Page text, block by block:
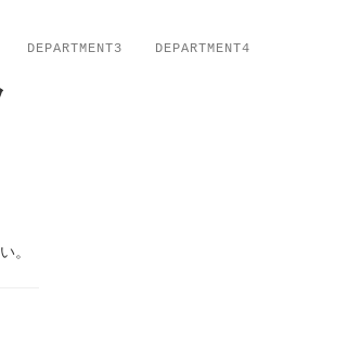
DEPARTMENT3 DEPARTMENT4
。